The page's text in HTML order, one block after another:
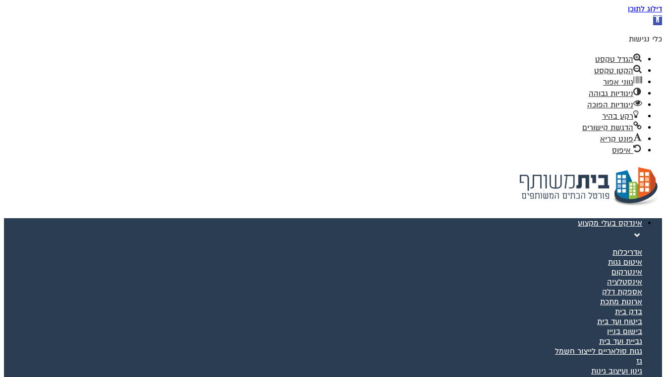
דילוג לתוכן
פתח
סרגל
נגישות
כלי נגישות
הגדל טקסט
הקטן טקסט
גווני אפור
ניגודיות גבוהה
ניגודיות הפוכה
רקע בהיר
הדגשת קישורים
פונט קריא
איפוס
לתוכן
אינדקס בעלי מקצוע
אדריכלות
איטום גגות
אינטרקום
אינסטלציה
אספקת דלק
ארונות מתכת
בדק בית
ביטוח ועד בית
בישום בניין
גביית ועד בית
גגות סולאריים לייצור חשמל
גז
גינון ועיצוב גינות